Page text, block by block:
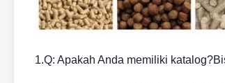
1.Q: Apakah Anda memiliki